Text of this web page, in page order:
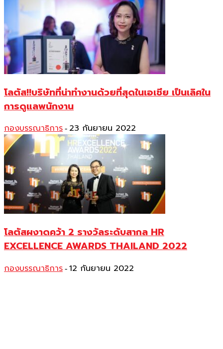
โลตัส!!บริษัทที่น่าทำงานด้วยที่สุดในเอเชีย เป็นเลิศใน
การดูแลพนักงาน
กองบรรณาธิการ - 23 กันยายน 2022
โลตัสผงาดคว้า 2 รางวัลระดับสากล HR
EXCELLENCE AWARDS THAILAND 2022
กองบรรณาธิการ - 12 กันยายน 2022